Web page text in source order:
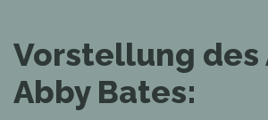
Vorstellung des
Abby Bates: